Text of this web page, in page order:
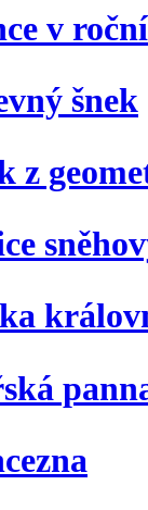
v
šnek
z